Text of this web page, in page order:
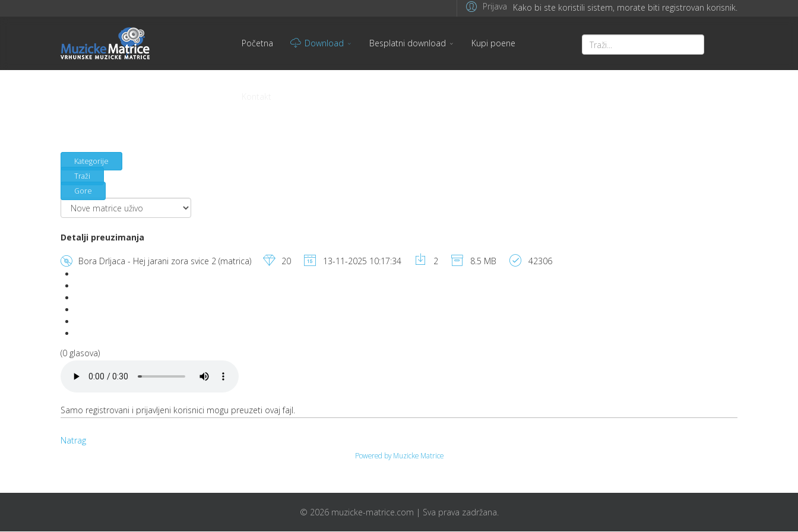
Prijava Kako bi ste koristili sistem, morate biti registrovan korisnik.
Početna Download Besplatni download Kupi poene
Kategorije
Traži
Gore
Detalji preuzimanja
Bora Drljaca - Hej jarani zora svice 2 (matrica) 20 13-11-2025 10:17:34 2 8.5 MB 42306
(0 glasova)
Samo registrovani i prijavljeni korisnici mogu preuzeti ovaj fajl.
Natrag
Powered by Muzicke Matrice
© 2026 muzicke-matrice.com | Sva prava zadržana.